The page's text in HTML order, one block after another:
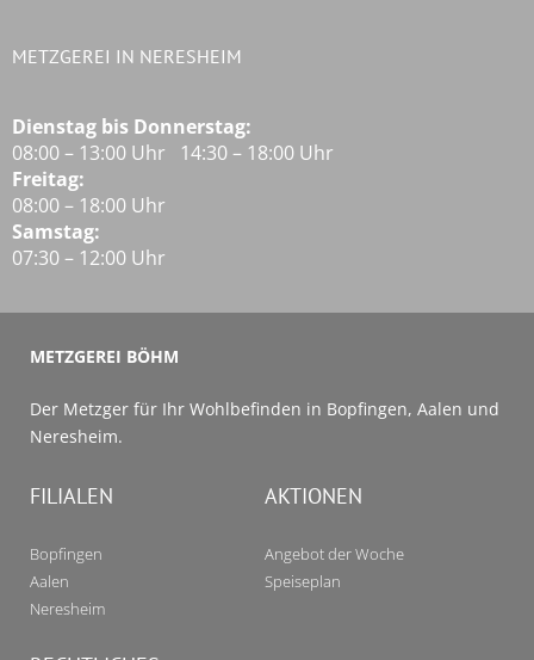
METZGEREI IN NERESHEIM
Dienstag bis Donnerstag:
08:00 – 13:00 Uhr 14:30 – 18:00 Uhr
Freitag:
08:00 – 18:00 Uhr
Samstag:
07:30 – 12:00 Uhr
METZGEREI BÖHM
Der Metzger für Ihr Wohlbefinden in Bopfingen, Aalen und
Neresheim.
FILIALEN
Bopfingen
Aalen
Neresheim
AKTIONEN
Angebot der Woche
Speiseplan